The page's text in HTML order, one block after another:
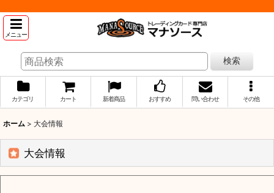
メニュー
検索
カテゴリ カート 新着商品 おすすめ 問い合わせ その他
ホーム > 大会情報
大会情報